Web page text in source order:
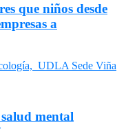
que niños desde
a
mental